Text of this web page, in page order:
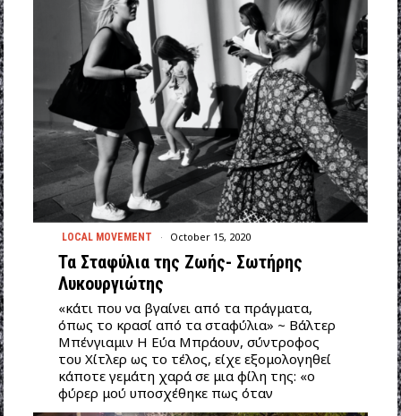
LOCAL MOVEMENT October 15, 2020
Τα Σταφύλια της Ζωής- Σωτήρης
Λυκουργιώτης
«κάτι που να βγαίνει από τα πράγματα,
όπως το κρασί από τα σταφύλια» ~ Βάλτερ
Μπένγιαμιν Η Εύα Μπράουν, σύντροφος
του Χίτλερ ως το τέλος, είχε εξομολογηθεί
κάποτε γεμάτη χαρά σε μια φίλη της: «ο
φύρερ μού υποσχέθηκε πως όταν